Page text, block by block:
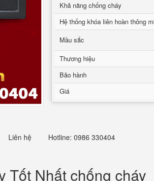
Khả năng chống cháy
Hệ thống khóa liên hoàn thông
Mầu sắc
Thương hiệu
Bảo hành
Giá
Liên hệ Hotline: 0986 330404
Tốt Nhất chống cháy